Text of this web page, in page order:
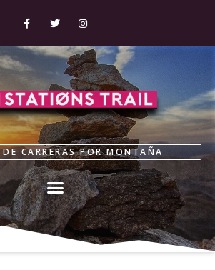
CARRERAS POR MONTAÑA